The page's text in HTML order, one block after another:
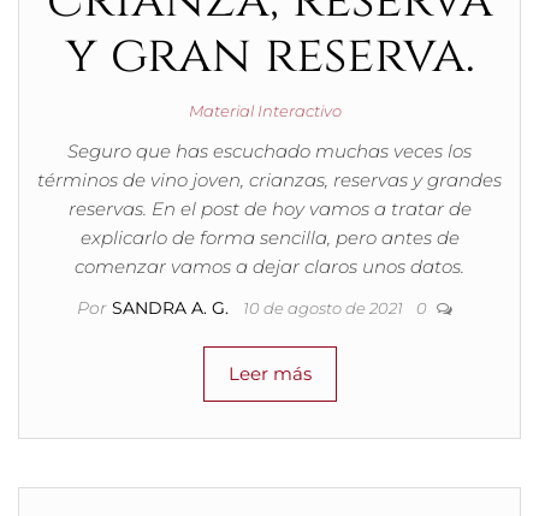
y gran reserva.
Material Interactivo
Seguro que has escuchado muchas veces los
términos de vino joven, crianzas, reservas y grandes
reservas. En el post de hoy vamos a tratar de
explicarlo de forma sencilla, pero antes de
comenzar vamos a dejar claros unos datos.
Por SANDRA A. G. 10 de agosto de 2021 0
Leer más